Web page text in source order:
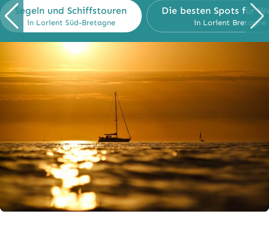
Segeln und Schiffstouren
in Lorient Süd-Bretagne
Die besten Spots für
in Lorient Bretagne